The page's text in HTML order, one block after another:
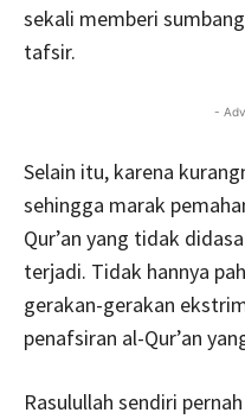
sekali memberi
tafsir.
-
Selain itu, karena
sehingga marak
Qur’an yang tidak
terjadi. Tidak hannya
gerakan-gerakan
penafsiran al-Qur’an
Rasulullah sendiri